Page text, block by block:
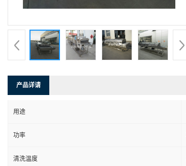
产品详请
用途
功率
清洗温度